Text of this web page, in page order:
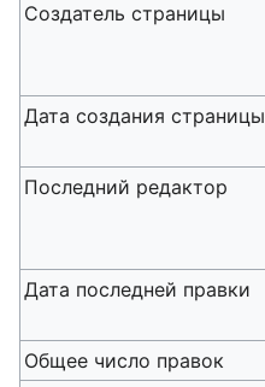
Создатель страницы
Дата создания страницы
Последний редактор
Дата последней правки
Общее число правок